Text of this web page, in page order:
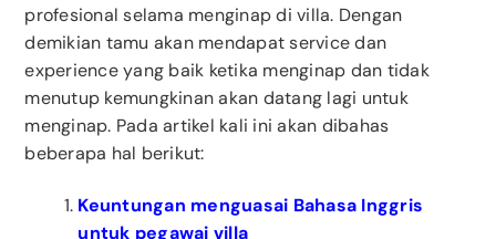
profesional selama menginap di villa. Dengan
demikian tamu akan mendapat service dan
experience yang baik ketika menginap dan tidak
menutup kemungkinan akan datang lagi untuk
menginap. Pada artikel kali ini akan dibahas
beberapa hal berikut:
Keuntungan menguasai Bahasa Inggris
untuk pegawai villa